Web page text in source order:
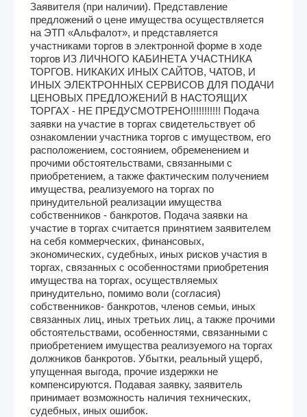
Заявителя (при наличии). Представление
предложений о цене имущества осуществляется
на ЭТП «Альфалот», и представляется
участниками торгов в электронной форме в ходе
торгов ИЗ ЛИЧНОГО КАБИНЕТА УЧАСТНИКА
ТОРГОВ. НИКАКИХ ИНЫХ САЙТОВ, ЧАТОВ, И
ИНЫХ ЭЛЕКТРОННЫХ СЕРВИСОВ ДЛЯ ПОДАЧИ
ЦЕНОВЫХ ПРЕДЛОЖЕНИЙ В НАСТОЯЩИХ
ТОРГАХ - НЕ ПРЕДУСМОТРЕНО!!!!!!!!!!! Подача
заявки на участие в торгах свидетельствует об
ознакомлении участника торгов с имуществом, его
расположением, состоянием, обременением и
прочими обстоятельствами, связанными с
приобретением, а также фактическим получением
имущества, реализуемого на торгах по
принудительной реализации имущества
собственников - банкротов. Подача заявки на
участие в торгах считается принятием заявителем
на себя коммерческих, финансовых,
экономических, судебных, иных рисков участия в
торгах, связанных с особенностями приобретения
имущества на торгах, осуществляемых
принудительно, помимо воли (согласия)
собственников- банкротов, членов семьи, иных
связанных лиц, иных третьих лиц, а также прочими
обстоятельствами, особенностями, связанными с
приобретением имущества реализуемого на торгах
должников банкротов. Убытки, реальный ущерб,
упущенная выгода, прочие издержки не
компенсируются. Подавая заявку, заявитель
принимает возможность наличия технических,
судебных, иных ошибок.